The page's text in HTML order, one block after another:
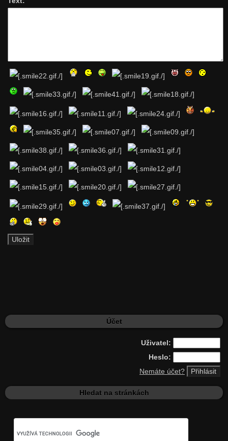
Účet
Uživatel:
Heslo:
Nemáte účet?
Hledat na stránkách